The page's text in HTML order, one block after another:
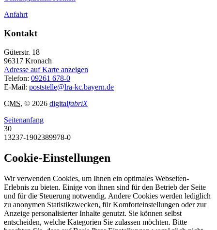
Anfahrt
Kontakt
Güterstr. 18
96317 Kronach
Adresse auf Karte anzeigen
Telefon: 09261 678-0
E-Mail: poststelle@lra-kc.bayern.de
CMS, © 2026 digitalfabriX
Seitenanfang
30
13237-1902389978-0
Cookie-Einstellungen
Wir verwenden Cookies, um Ihnen ein optimales Webseiten-
Erlebnis zu bieten. Einige von ihnen sind für den Betrieb der Seite
und für die Steuerung notwendig. Andere Cookies werden lediglich
zu anonymen Statistikzwecken, für Komforteinstellungen oder zur
Anzeige personalisierter Inhalte genutzt. Sie können selbst
entscheiden, welche Kategorien Sie zulassen möchten. Bitte